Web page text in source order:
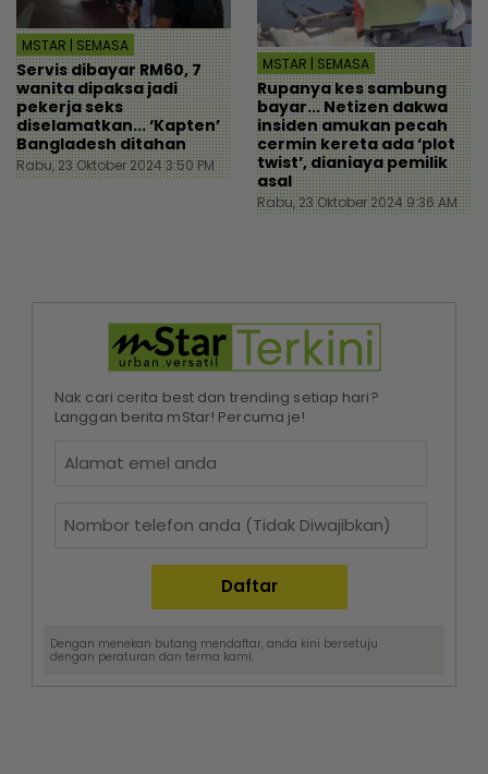
MSTAR | SEMASA
Servis dibayar RM60, 7
wanita dipaksa jadi
pekerja seks
diselamatkan... ‘Kapten’
Bangladesh ditahan
Rabu, 23 Oktober 2024 3:50 PM
MSTAR | SEMASA
Rupanya kes sambung
bayar... Netizen dakwa
insiden amukan pecah
cermin kereta ada ‘plot
twist’, dianiaya pemilik
asal
Rabu, 23 Oktober 2024 9:36 AM
Nak cari cerita best dan trending setiap hari?
Langgan berita mStar! Percuma je!
Dengan menekan butang mendaftar, anda kini bersetuju
dengan peraturan dan terma kami.